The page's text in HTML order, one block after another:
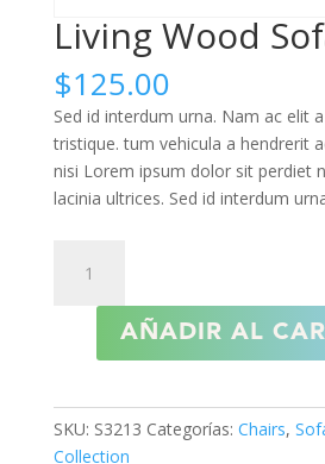
Living Wood
$125.00
Sed id interdum urna. Nam ac elit
tristique. tum vehicula a hendrerit
nisi Lorem ipsum dolor sit perdiet
lacinia ultrices. Sed id interdum
Wood
AÑADIR AL
SKU: S3213 Categorías: Chairs,
Collection